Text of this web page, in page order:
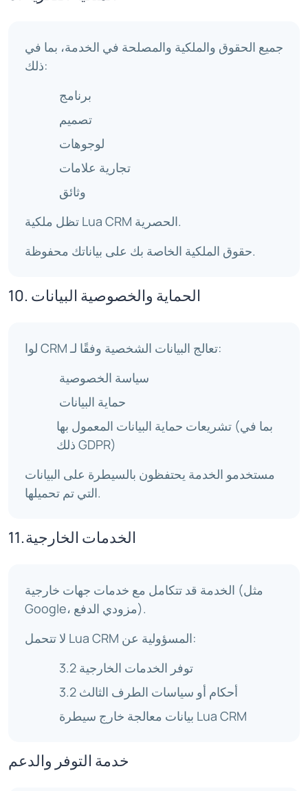
جميع الحقوق والملكية والمصلحة في الخدمة، بما في
ذلك:
برنامج
تصميم
لوجوهات
تجارية علامات
وثائق
تظل ملكية Lua CRM الحصرية.
حقوق الملكية الخاصة بك على بياناتك محفوظة.
10. الحماية والخصوصية البيانات
لوا CRM تعالج البيانات الشخصية وفقًا لـ:
سياسة الخصوصية
حماية البيانات
تشريعات حماية البيانات المعمول بها (بما في
ذلك GDPR)
مستخدمو الخدمة يحتفظون بالسيطرة على البيانات
التي تم تحميلها.
11. الخدمات الخارجية
الخدمة قد تتكامل مع خدمات جهات خارجية (مثل
Google، مزودي الدفع).
لا تتحمل Lua CRM المسؤولية عن:
3.2 توفر الخدمات الخارجية
3.2 أحكام أو سياسات الطرف الثالث
بيانات معالجة خارج سيطرة Lua CRM
خدمة التوفر والدعم